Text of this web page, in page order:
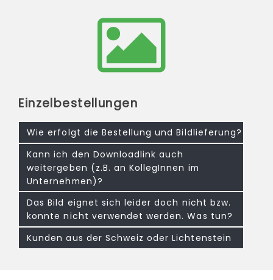
Einzelbestellungen
Wie erfolgt die Bestellung und Bildlieferung?
Kann ich den Downloadlink auch
weitergeben (z.B. an KollegInnen im
Unternehmen)?
Das Bild eignet sich leider doch nicht bzw.
konnte nicht verwendet werden. Was tun?
Kunden aus der Schweiz oder Lichtenstein